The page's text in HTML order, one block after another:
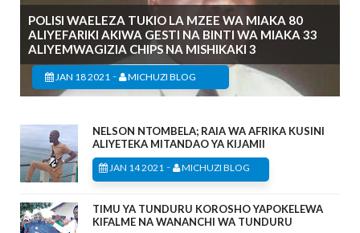
POLISI WAELEZA TUKIO LA MZEE WA MIAKA 80
ALIYEFARIKI AKIWA GESTI NA BINTI WA MIAKA 33
ALIYEMWAGIZIA CHIPS NA MISHIKAKI 3
JAN 18 2021 - MICHUZI BLOG
NELSON NTOMBELA; RAIA WA AFRIKA KUSINI
ALIYETEKA MITANDAO YA KIJAMII
JAN 14 2021 - MICHUZI BLOG
TIMU YA TUNDURU KOROSHO YAPOKELEWA
KIFALME NA WANANCHI WA TUNDURU